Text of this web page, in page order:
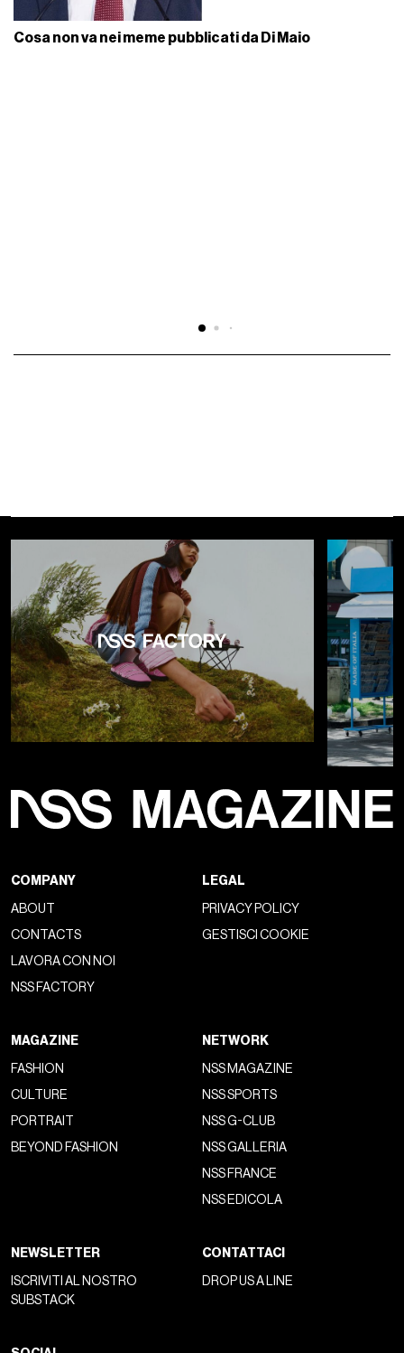
Cosa non va nei meme pubblicati da Di Maio
COMPANY
ABOUT
CONTACTS
LAVORA CON NOI
NSS FACTORY
LEGAL
PRIVACY POLICY
GESTISCI COOKIE
MAGAZINE
FASHION
CULTURE
PORTRAIT
BEYOND FASHION
NETWORK
NSS MAGAZINE
NSS SPORTS
NSS G-CLUB
NSS GALLERIA
NSS FRANCE
NSS EDICOLA
NEWSLETTER
ISCRIVITI AL NOSTRO
SUBSTACK
CONTATTACI
DROP US A LINE